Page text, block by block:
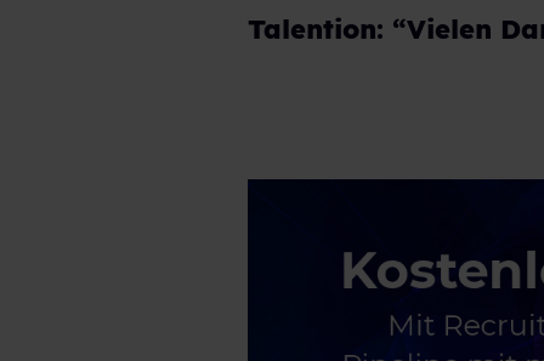
Talention: “Vielen